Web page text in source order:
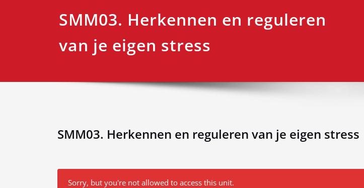
SMM03. Herkennen en reguleren
van je eigen stress
SMM03. Herkennen en reguleren van je eigen stress
Sorry, but you're not allowed to access this unit.